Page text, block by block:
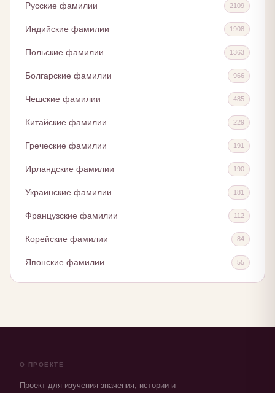
Русские фамилии 2109
Индийские фамилии 1908
Польские фамилии 1363
Болгарские фамилии 966
Чешские фамилии 485
Китайские фамилии 229
Греческие фамилии 191
Ирландские фамилии 190
Украинские фамилии 181
Французские фамилии 112
Корейские фамилии 84
Японские фамилии 55
О ПРОЕКТЕ
Проект для изучения значения, истории и